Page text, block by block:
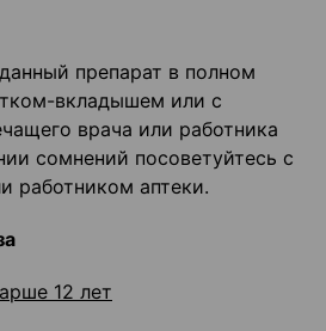
препарат в полном
вкладышем или с
врача или работника
сомнений посоветуйтесь с
работником аптеки.
12 лет